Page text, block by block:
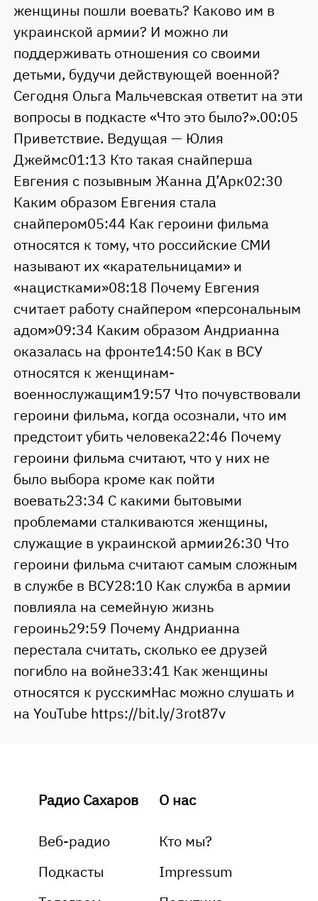
женщины пошли воевать? Каково им в
украинской армии? И можно ли
поддерживать отношения со своими
детьми, будучи действующей военной?
Сегодня Ольга Мальчевская ответит на эти
вопросы в подкасте «Что это было?».00:05
Приветствие. Ведущая — Юлия
Джеймс01:13 Кто такая снайперша
Евгения с позывным Жанна Д’Арк02:30
Каким образом Евгения стала
снайпером05:44 Как героини фильма
относятся к тому, что российские СМИ
называют их «карательницами» и
«нацистками»08:18 Почему Евгения
считает работу снайпером «персональным
адом»09:34 Каким образом Андрианна
оказалась на фронте14:50 Как в ВСУ
относятся к женщинам-
военнослужащим19:57 Что почувствовали
героини фильма, когда осознали, что им
предстоит убить человека22:46 Почему
героини фильма считают, что у них не
было выбора кроме как пойти
воевать23:34 С какими бытовыми
проблемами сталкиваются женщины,
служащие в украинской армии26:30 Что
героини фильма считают самым сложным
в службе в ВСУ28:10 Как служба в армии
повлияла на семейную жизнь
героинь29:59 Почему Андрианна
перестала считать, сколько ее друзей
погибло на войне33:41 Как женщины
относятся к русскимНас можно слушать и
на YouTube https://bit.ly/3rot87v
Радио Сахаров
Веб-радио
Подкасты
О нас
Кто мы?
Impressum